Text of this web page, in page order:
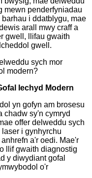
mewn penderfyniadau
i ddatblygu, mae
arall mwy craff a
gwell, llifau gwaith
gwell.
sych mor
modern?
Iechyd Modern
yn gofyn am brosesu
chadw sy'n cymryd
offer delweddu sych
i gynhyrchu
a'r oedi. Mae'r
llif gwaith diagnostig
y diwydiant gofal
o'r